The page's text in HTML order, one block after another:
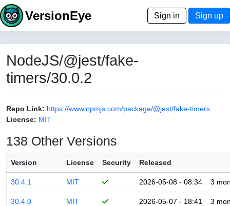
VersionEye Sign in Sign up
NodeJS/@jest/fake-
timers/30.0.2
Repo Link: https://www.npmjs.com/package/@jest/fake-timers
License: MIT
138 Other Versions
Version License Security Released
30.4.1 MIT 2026-05-08 - 08:34 3
30.4.0 MIT 2026-05-07 - 18:41 3